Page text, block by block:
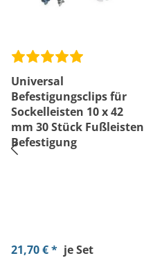
Universal
Befestigungsclips für
Sockelleisten 10 x 42
mm 30 Stück Fußleisten
Befestigung
21,70 € * je Set